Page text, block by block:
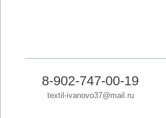
8-902-747-00-19
textil-ivanovo37@mail.ru